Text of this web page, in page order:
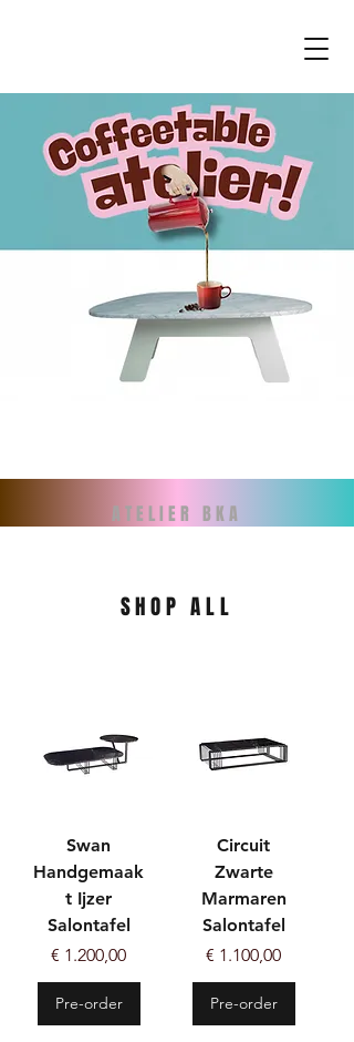
ATELIER BKA
SHOP ALL
Swan
Handgemaak
t Ijzer
Salontafel
Prijs
€ 1.200,00
Pre-order
Circuit
Zwarte
Marmaren
Salontafel
Prijs
€ 1.100,00
Pre-order